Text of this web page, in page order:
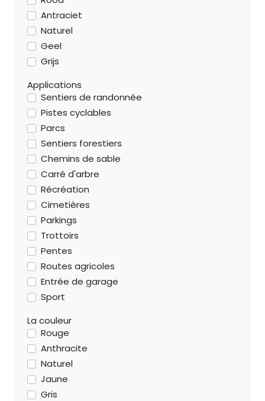
Antraciet
Naturel
Geel
Grijs
Applications
Sentiers de randonnée
Pistes cyclables
Parcs
Sentiers forestiers
Chemins de sable
Carré d'arbre
Récréation
Cimetières
Parkings
Trottoirs
Pentes
Routes agricoles
Entrée de garage
Sport
La couleur
Rouge
Anthracite
Naturel
Jaune
Gris